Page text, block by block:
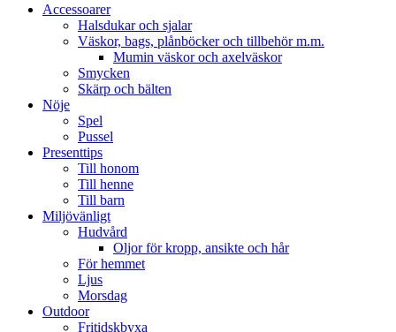
Accessoarer
Halsdukar och sjalar
Väskor, bags, plånböcker och tillbehör m.m.
Mumin väskor och axelväskor
Smycken
Skärp och bälten
Nöje
Spel
Pussel
Presenttips
Till honom
Till henne
Till barn
Miljövänligt
Hudvård
Oljor för kropp, ansikte och hår
För hemmet
Ljus
Morsdag
Outdoor
Fritidskbyxa